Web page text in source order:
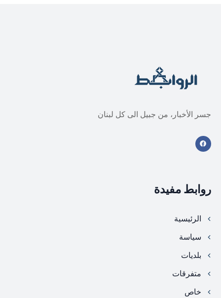
جسر الأخبار، من جبيل الى كل لبنان
روابط مفيدة
الرئيسية
سياسة
بلديات
متفرقات
خاص